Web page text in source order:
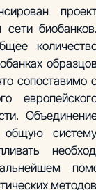
сети
сопоставимо
общую